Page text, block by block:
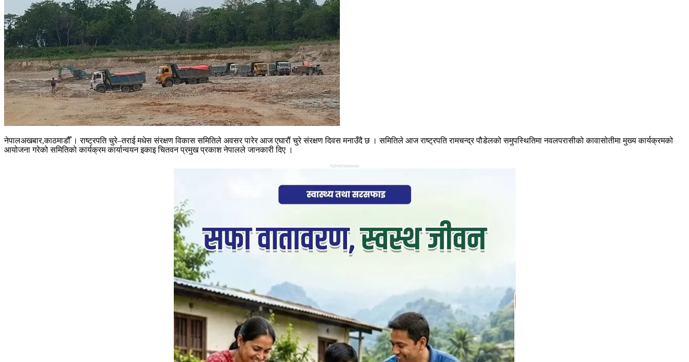
नेपालअखबार,काठमाडौँ । राष्ट्रपति चुरे–तराई मधेस संरक्षण विकास समितिले अवसर पारेर आज एघारौं चुरे संरक्षण दिवस मनाउँदै छ । समितिले आज राष्ट्रपति रामचन्द्र पौडेलको समुपस्थितिमा नवलपरासीको कावासोतीमा मुख्य कार्यक्रमको
आयोजना गरेको समितिको कार्यक्रम कार्यान्वयन इकाइ चितवन प्रमुख प्रकाश नेपालले जानकारी दिए ।
Advertisement